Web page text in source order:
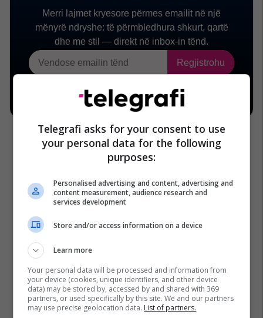
Telegrafi asks for your consent to use
your personal data for the following
purposes:
Personalised advertising and content, advertising and
content measurement, audience research and
services development
Store and/or access information on a device
Learn more
Your personal data will be processed and information from
your device (cookies, unique identifiers, and other device
data) may be stored by, accessed by and shared with 369
partners, or used specifically by this site. We and our partners
may use precise geolocation data. List of partners.